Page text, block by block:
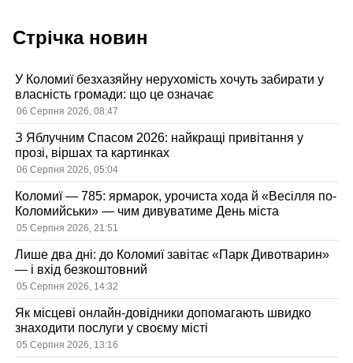
Стрічка новин
У Коломиї безхазяйну нерухомість хочуть забирати у
власність громади: що це означає
06 Серпня 2026, 08:47
З Яблучним Спасом 2026: найкращі привітання у
прозі, віршах та картинках
06 Серпня 2026, 05:04
Коломиї — 785: ярмарок, урочиста хода й «Весілля по-
Коломийськи» — чим дивуватиме День міста
05 Серпня 2026, 21:51
Лише два дні: до Коломиї завітає «Парк Дивотварин»
— і вхід безкоштовний
05 Серпня 2026, 14:32
Як місцеві онлайн-довідники допомагають швидко
знаходити послуги у своєму місті
05 Серпня 2026, 13:16